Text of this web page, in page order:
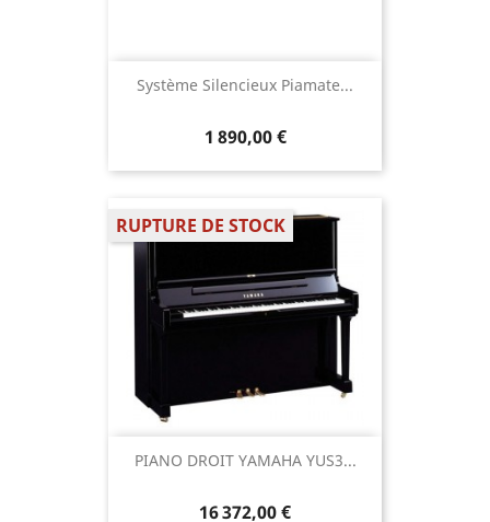
Système Silencieux Piamate...
1 890,00 €
PIANO DROIT YAMAHA YUS3...
16 372,00 €
RUPTURE DE STOCK